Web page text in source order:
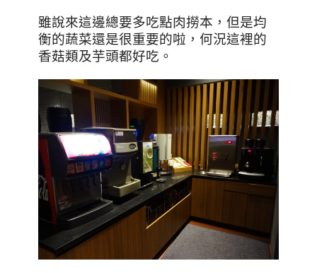
雖說來這邊總要多吃點肉撈本，但是均
衡的蔬菜還是很重要的啦，何況這裡的
香菇類及芋頭都好吃。